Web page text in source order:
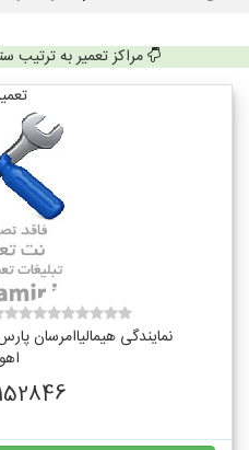
مراکز تعمیر به ترتیب
نمایندگی هیمالیاامرسان
اهواز